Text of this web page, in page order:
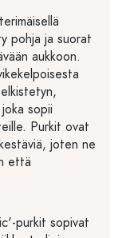
pohja ja suorat
aukkoon.
sopii
Purkit ovat
joten ne
että
purkit sopivat